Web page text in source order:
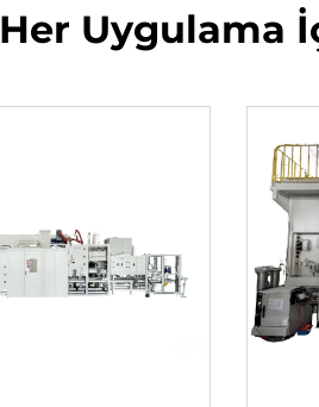
Her Uygulama